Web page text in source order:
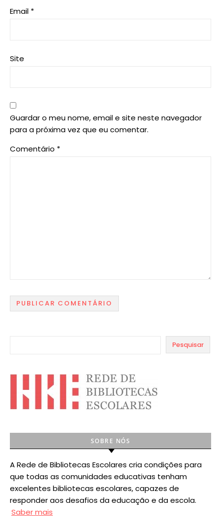
Email *
Site
Guardar o meu nome, email e site neste navegador
para a próxima vez que eu comentar.
Comentário *
Pesquisar
SOBRE NÓS
A Rede de Bibliotecas Escolares cria condições para
que todas as comunidades educativas tenham
excelentes bibliotecas escolares, capazes de
responder aos desafios da educação e da escola.
Saber mais